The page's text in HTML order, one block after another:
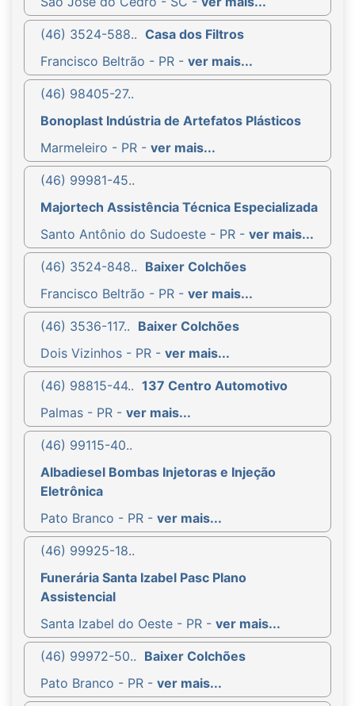
(46) 3524-588.. Casa dos Filtros
Francisco Beltrão - PR - ver mais...
(46) 98405-27..
Bonoplast Indústria de Artefatos Plásticos
Marmeleiro - PR - ver mais...
(46) 99981-45..
Majortech Assistência Técnica Especializada
Santo Antônio do Sudoeste - PR - ver mais...
(46) 3524-848.. Baixer Colchões
Francisco Beltrão - PR - ver mais...
(46) 3536-117.. Baixer Colchões
Dois Vizinhos - PR - ver mais...
(46) 98815-44.. 137 Centro Automotivo
Palmas - PR - ver mais...
(46) 99115-40..
Albadiesel Bombas Injetoras e Injeção
Eletrônica
Pato Branco - PR - ver mais...
(46) 99925-18..
Funerária Santa Izabel Pasc Plano
Assistencial
Santa Izabel do Oeste - PR - ver mais...
(46) 99972-50.. Baixer Colchões
Pato Branco - PR - ver mais...